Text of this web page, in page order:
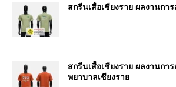
สกรีนเสื้อเชียงราย ผลงานกา
สกรีนเสื้อเชียงราย ผลงานกา
พยาบาลเชียงราย